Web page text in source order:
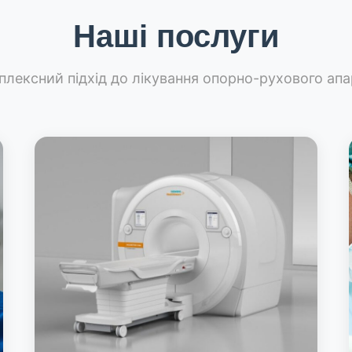
Наші послуги
підхід до лікування опорно-рухового